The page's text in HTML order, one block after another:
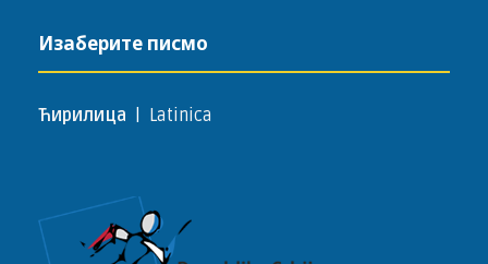
Изаберите писмо
Ћирилица Latinica